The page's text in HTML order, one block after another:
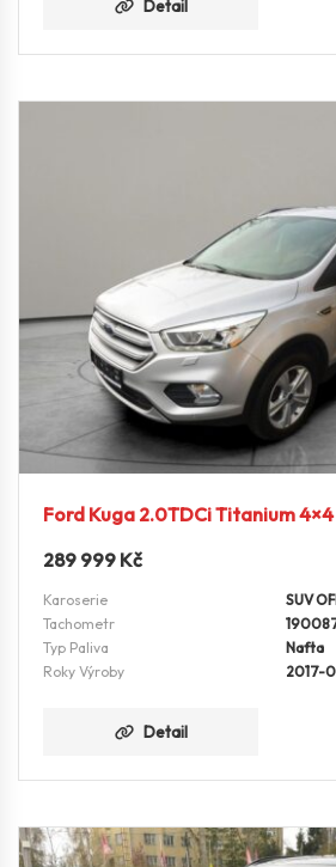
Detail
Ford Kuga 2.0TDCi Titanium 4×4
289 999 Kč
Karoserie
SUV
Tachometr
Typ Paliva
Nafta
Roky Výroby
2017-
Detail